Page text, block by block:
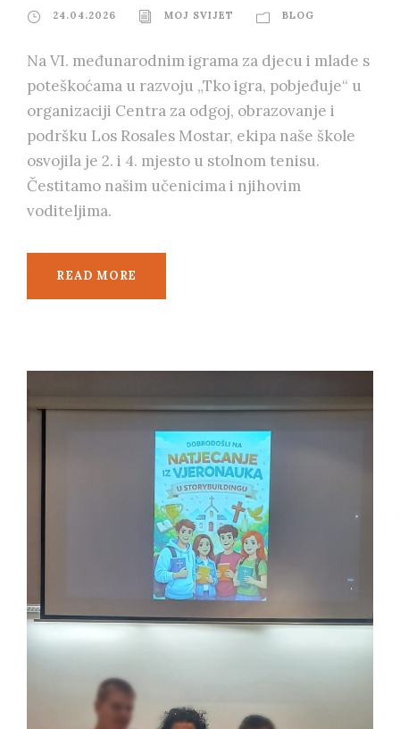
24.04.2026 MOJ SVIJET BLOG
Na VI. međunarodnim igrama za djecu i mlade s
poteškoćama u razvoju „Tko igra, pobjeđuje“ u
organizaciji Centra za odgoj, obrazovanje i
podršku Los Rosales Mostar, ekipa naše škole
osvojila je 2. i 4. mjesto u stolnom tenisu.
Čestitamo našim učenicima i njihovim
voditeljima.
READ MORE